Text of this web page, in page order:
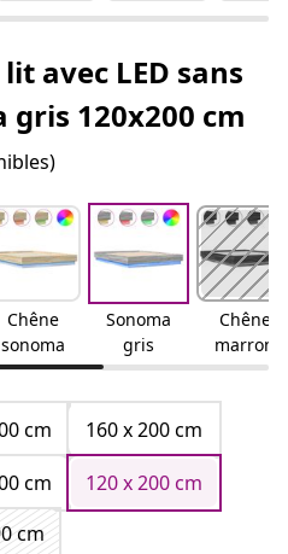
avec LED sans
120x200 cm
Chêne
sonoma
Sonoma
gris
Chêne
marron
cm
160 x 200 cm
cm
120 x 200 cm
cm